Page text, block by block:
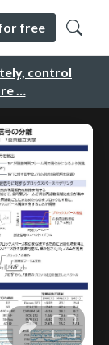
control
…
free